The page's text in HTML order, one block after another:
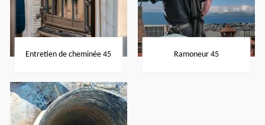
Entretien de cheminée 45 Ramoneur 45